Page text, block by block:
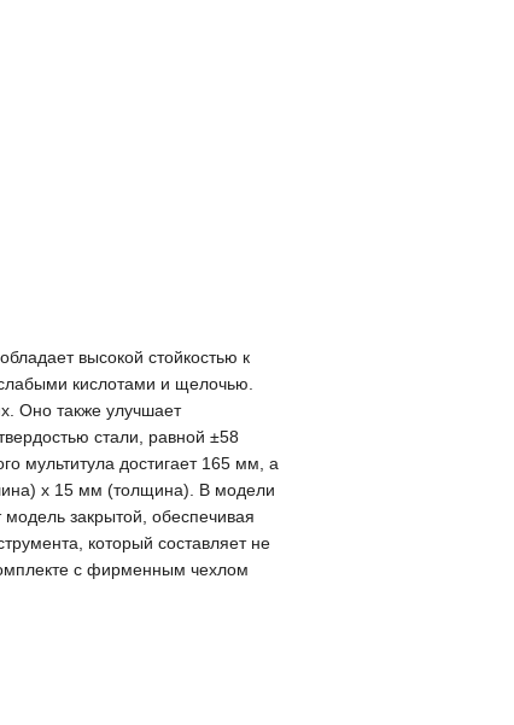
высокой стойкостью к
кислотами и щелочью.
Оно также улучшает
стали, равной ±58
мультитула достигает 165 мм, а
х 15 мм (толщина). В модели
закрытой, обеспечивая
который составляет не
с фирменным чехлом